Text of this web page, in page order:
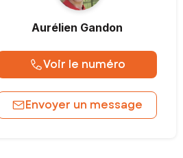
Aurélien Gandon
Voir le numéro
Envoyer un message